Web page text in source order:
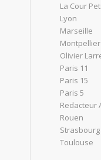
La Cour
Lyon
Marseille
Montpellier
Olivier
Paris 11
Paris 15
Paris 5
Redacteur
Rouen
Strasbourg
Toulouse